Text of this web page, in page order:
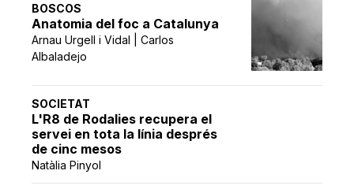
BOSCOS
Anatomia del foc a Catalunya
Arnau Urgell i Vidal | Carlos
Albaladejo
SOCIETAT
L'R8 de Rodalies recupera el
servei en tota la línia després
de cinc mesos
Natàlia Pinyol